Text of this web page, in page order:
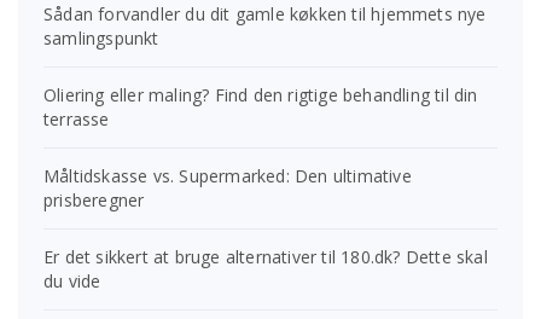
Sådan forvandler du dit gamle køkken til hjemmets nye
samlingspunkt
Oliering eller maling? Find den rigtige behandling til din
terrasse
Måltidskasse vs. Supermarked: Den ultimative
prisberegner
Er det sikkert at bruge alternativer til 180.dk? Dette skal
du vide